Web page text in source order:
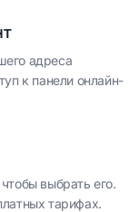
адреса
к панели онлайн-
выбрать его.
тарифах.